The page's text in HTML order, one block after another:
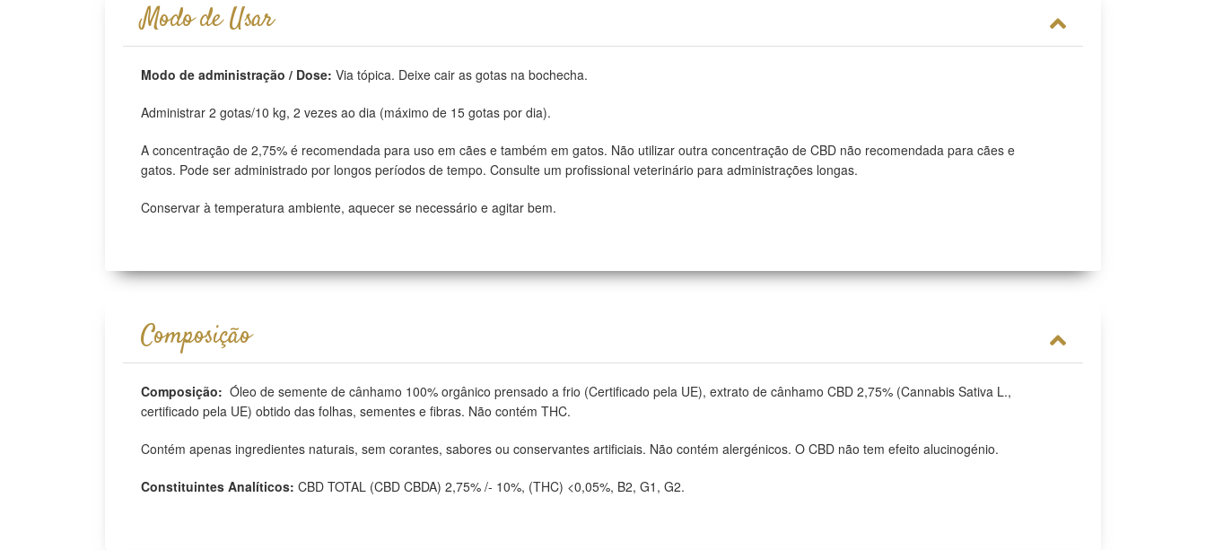
Modo de Usar
Modo de administração / Dose: Via tópica. Deixe cair as gotas na bochecha.
Administrar 2 gotas/10 kg, 2 vezes ao dia (máximo de 15 gotas por dia).
A concentração de 2,75% é recomendada para uso em cães e também em gatos. Não utilizar outra concentração de CBD não recomendada para cães e
gatos. Pode ser administrado por longos períodos de tempo. Consulte um profissional veterinário para administrações longas.
Conservar à temperatura ambiente, aquecer se necessário e agitar bem.
Composição
Composição: Óleo de semente de cânhamo 100% orgânico prensado a frio (Certificado pela UE), extrato de cânhamo CBD 2,75% (Cannabis Sativa L.,
certificado pela UE) obtido das folhas, sementes e fibras. Não contém THC.
Contém apenas ingredientes naturais, sem corantes, sabores ou conservantes artificiais. Não contém alergénicos. O CBD não tem efeito alucinogénio.
Constituintes Analíticos: CBD TOTAL (CBD CBDA) 2,75% /- 10%, (THC) <0,05%, B2, G1, G2.